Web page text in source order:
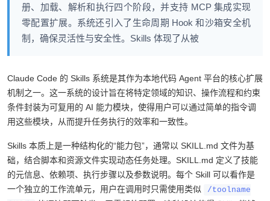
册、加载、解析和执行四个阶段，并支持 MCP 集成实现
零配置扩展。系统还引入了生命周期 Hook 和沙箱安全机
制，确保灵活性与安全性。Skills 体现了从被动响应到主
Claude Code 的 Skills 系统是其作为本地代码 Agent 平台的核心扩展
机制之一。这一系统的设计旨在将特定领域的知识、操作流程和约束
条件封装为可复用的 AI 能力模块，使得用户可以通过简单的指令调
Skills 本质上是一种结构化的“能力包”，通常以 SKILL.md 文件为基
础，结合脚本和资源文件实现动态任务处理。SKILL.md 定义了技能
的元信息、依赖项、执行步骤以及参数说明。每个 Skill 可以看作是